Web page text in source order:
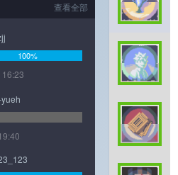
查看全部
100%
16:23